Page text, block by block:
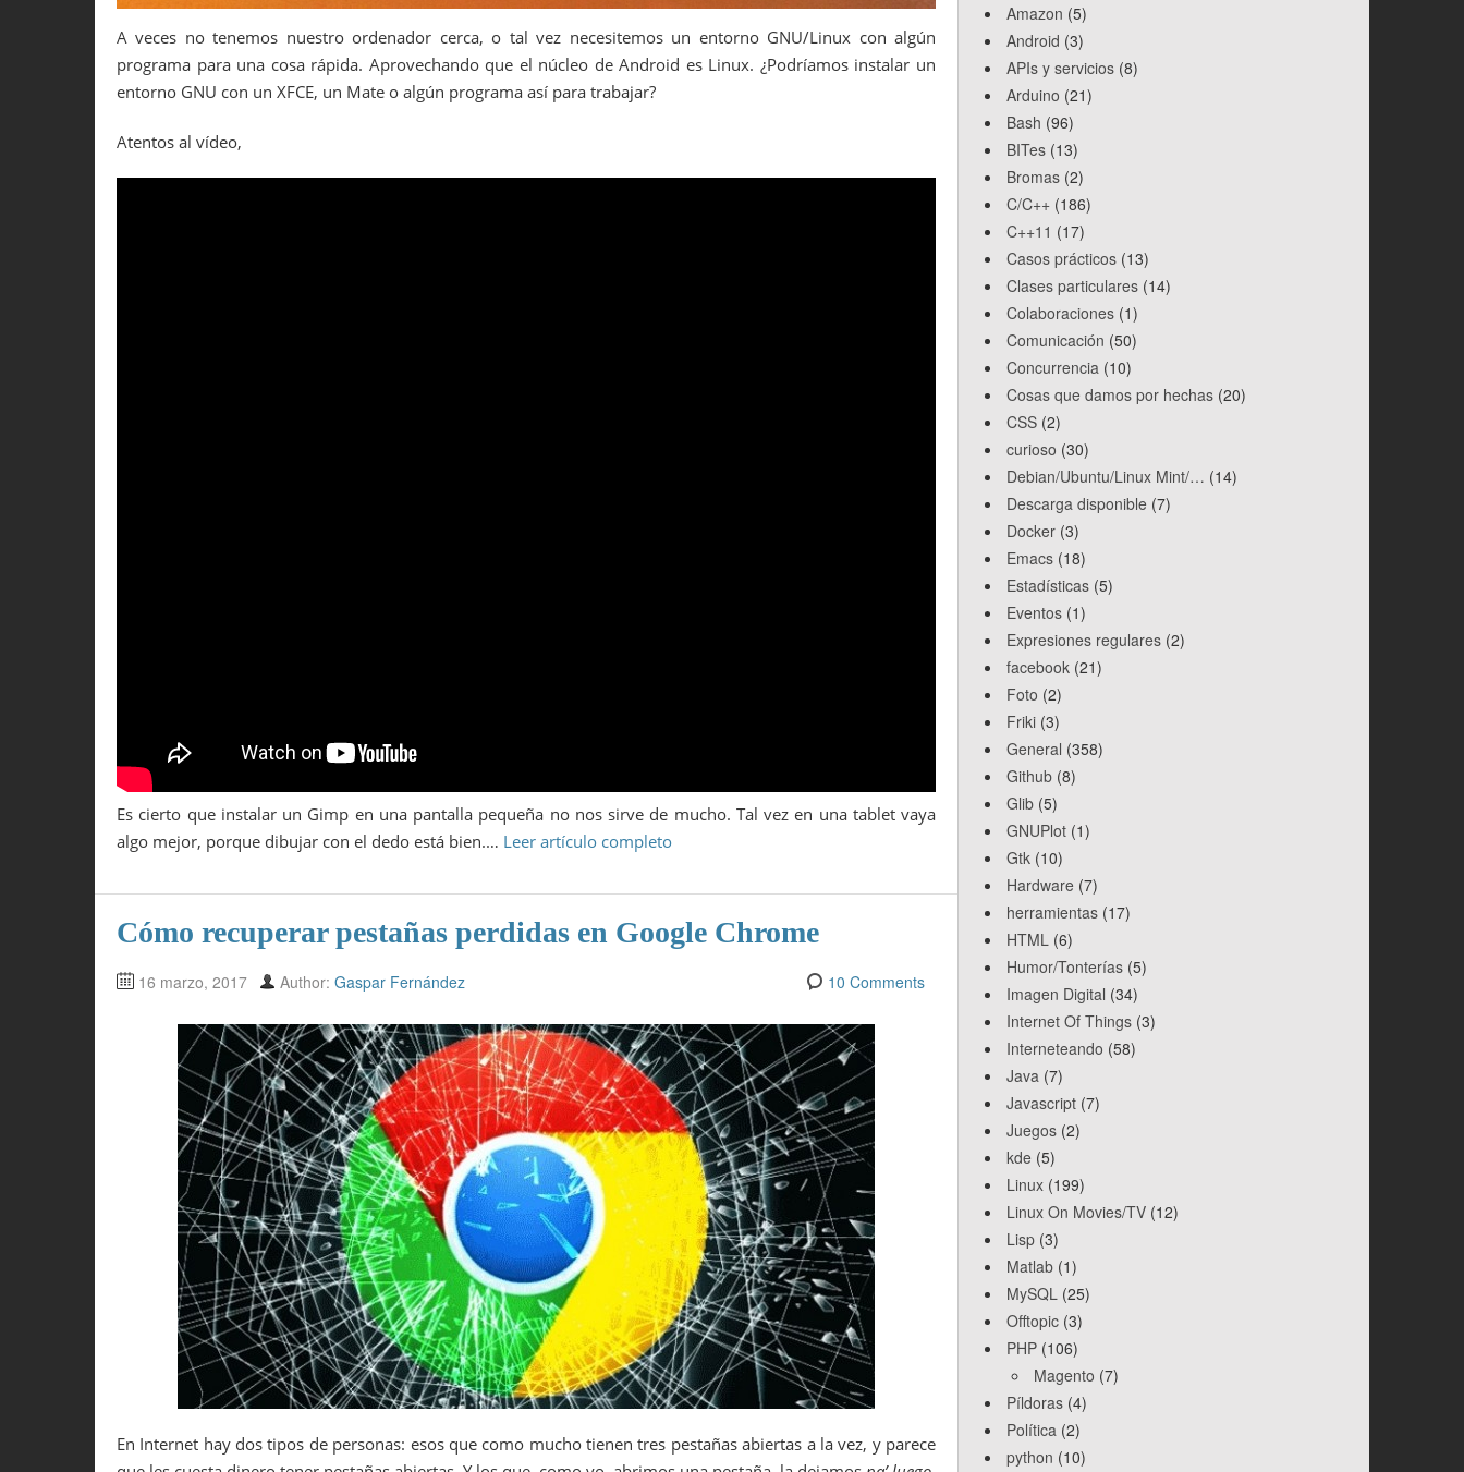
A veces no tenemos nuestro ordenador cerca, o tal vez necesitemos un entorno GNU/Linux con algún
programa para una cosa rápida. Aprovechando que el núcleo de Android es Linux. ¿Podríamos instalar un
entorno GNU con un XFCE, un Mate o algún programa así para trabajar?
Atentos al vídeo,
Es cierto que instalar un Gimp en una pantalla pequeña no nos sirve de mucho. Tal vez en una tablet vaya
algo mejor, porque dibujar con el dedo está bien.… Leer artículo completo
Cómo recuperar pestañas perdidas en Google Chrome
16 marzo, 2017 Author: Gaspar Fernández 10 Comments
En Internet hay dos tipos de personas: esos que como mucho tienen tres pestañas abiertas a la vez, y parece
Amazon (5)
Android (3)
APIs y servicios (8)
Arduino (21)
Bash (96)
BITes (13)
Bromas (2)
C/C++ (186)
C++11 (17)
Casos prácticos (13)
Clases particulares (14)
Colaboraciones (1)
Comunicación (50)
Concurrencia (10)
Cosas que damos por hechas (20)
CSS (2)
curioso (30)
Debian/Ubuntu/Linux Mint/… (14)
Descarga disponible (7)
Docker (3)
Emacs (18)
Estadísticas (5)
Eventos (1)
Expresiones regulares (2)
facebook (21)
Foto (2)
Friki (3)
General (358)
Github (8)
Glib (5)
GNUPlot (1)
Gtk (10)
Hardware (7)
herramientas (17)
HTML (6)
Humor/Tonterías (5)
Imagen Digital (34)
Internet Of Things (3)
Interneteando (58)
Java (7)
Javascript (7)
Juegos (2)
kde (5)
Linux (199)
Linux On Movies/TV (12)
Lisp (3)
Matlab (1)
MySQL (25)
Offtopic (3)
PHP (106)
Magento (7)
Píldoras (4)
Política (2)
python (10)